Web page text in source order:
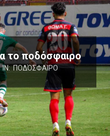
το ποδόσφαιρο
IN: ΠΟΔΌΣΦΑΙΡΟ